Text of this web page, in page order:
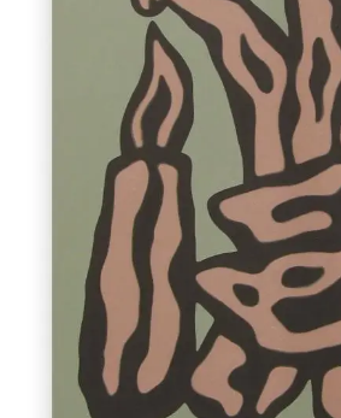
JEAN-PAUL
CATALOGUE DES
OBJET / SIGNE
PEINTURE
SCULPTURE
CONTACT